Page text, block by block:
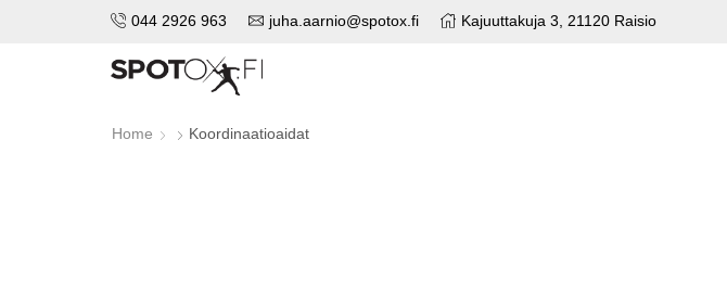
044 2926 963 juha.aarnio@spotox.fi Kajuuttakuja 3, 21120 Raisio
Home Koordinaatioaidat